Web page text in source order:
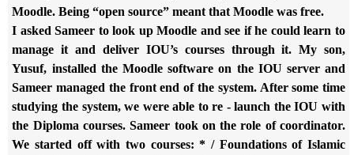
Moodle. Being “open source” meant thatMoodle was free.
I asked Sameer to look up Moodle and see if he could learn to
manage it and deliver IOU’s courses through it. My son,
Yusuf, installed the Moodle software on the IOU server and
Sameer managed the front end of the system. After some time
studying the system, we were able tore - launch the IOU with
the Diploma courses. Sameer took on the role of coordinator.
We started off with two courses: * / Foundations of Islamic